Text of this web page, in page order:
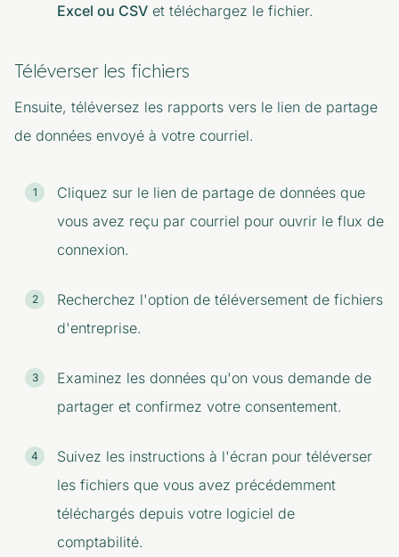
Excel ou CSV et téléchargez le fichier.
Téléverser les fichiers
Ensuite, téléversez les rapports vers le lien de partage
de données envoyé à votre courriel.
Cliquez sur le lien de partage de données que
vous avez reçu par courriel pour ouvrir le flux de
connexion.
Recherchez l'option de téléversement de fichiers
d'entreprise.
Examinez les données qu'on vous demande de
partager et confirmez votre consentement.
Suivez les instructions à l'écran pour téléverser
les fichiers que vous avez précédemment
téléchargés depuis votre logiciel de
comptabilité.